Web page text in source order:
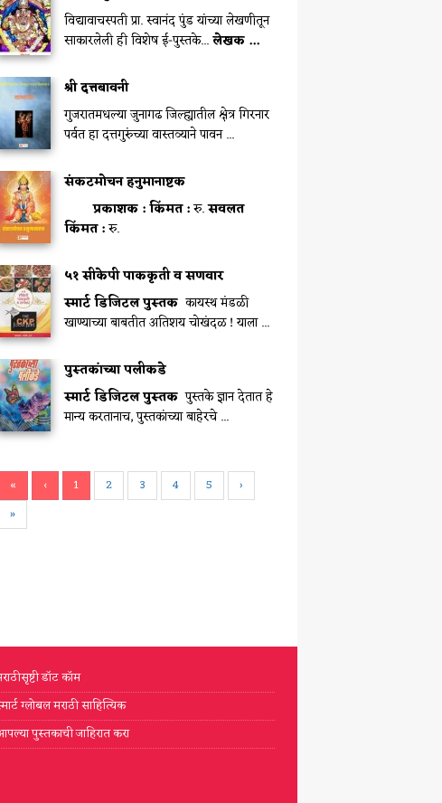
विद्यावाचस्पती प्रा. स्वानंद पुंड यांच्या लेखणीतून
साकारलेली ही विशेष ई-पुस्तके...लेखक ...
श्री दत्तबावनी
गुजरातमधल्या जुनागढ जिल्ह्यातील क्षेत्र गिरनार
पर्वत हा दत्तगुरुंच्या वास्तव्याने पावन ...
संकटमोचन हनुमानाष्टक
प्रकाशक :किंमत :रु.सवलत
किंमत :रु.
५१ सीकेपी पाककृती व सणवार
स्मार्ट डिजिटल पुस्तक कायस्थ मंडळी
खाण्याच्या बाबतीत अतिशय चोखंदळ ! याला ...
पुस्तकांच्या पलीकडे
स्मार्ट डिजिटल पुस्तक पुस्तके ज्ञान देतात हे
मान्य करतानाच, पुस्तकांच्या बाहेरचे ...
« ‹ 1 2 3 4 5
›
»
डॉट कॉम
ग्लोबल मराठी साहित्यिक
पुस्तकाची जाहिरात करा